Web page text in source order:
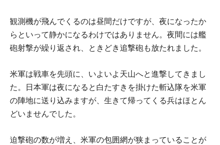
観測機が飛んでくるのは昼間だけですが、夜になったか
らといって静かになるわけではありません。夜間には艦
砲射撃が繰り返され、ときどき追撃砲も放たれました。
米軍は戦車を先頭に、いよいよ天山へと進撃してきまし
た。日本軍は夜になると白たすきを掛けた斬込隊を米軍
の陣地に送り込みますが、生きて帰ってくる兵はほとん
どいませんでした。
迫撃砲の数が増え、米軍の包囲網が狭まっていることが